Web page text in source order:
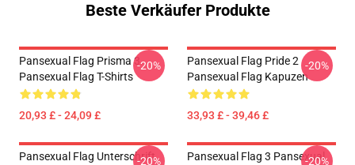
Beste Verkäufer Produkte
Pansexual Flag Prisma 3
Pansexual Flag T-Shirts
20,93 £ - 24,09 £
-20%
Pansexual Flag Pride 2
Pansexual Flag Kapuzen
33,93 £ - 39,46 £
-20%
Pansexual Flag Unterschrift
-20%
Pansexual Flag 3 Pansexual
-20%